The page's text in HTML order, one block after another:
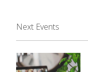
Next Events